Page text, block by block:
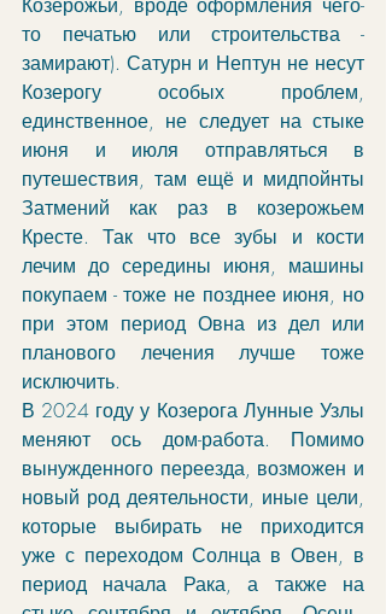
Козерожьи, вроде оформления чего-
то печатью или строительства -
замирают). Сатурн и Нептун не несут
Козерогу особых проблем,
единственное, не следует на стыке
июня и июля отправляться в
путешествия, там ещё и мидпойнты
Затмений как раз в козерожьем
Кресте. Так что все зубы и кости
лечим до середины июня, машины
покупаем - тоже не позднее июня, но
при этом период Овна из дел или
планового лечения лучше тоже
исключить.
В 2024 году у Козерога Лунные Узлы
меняют ось дом-работа. Помимо
вынужденного переезда, возможен и
новый род деятельности, иные цели,
которые выбирать не приходится
уже с переходом Солнца в Овен, в
период начала Рака, а также на